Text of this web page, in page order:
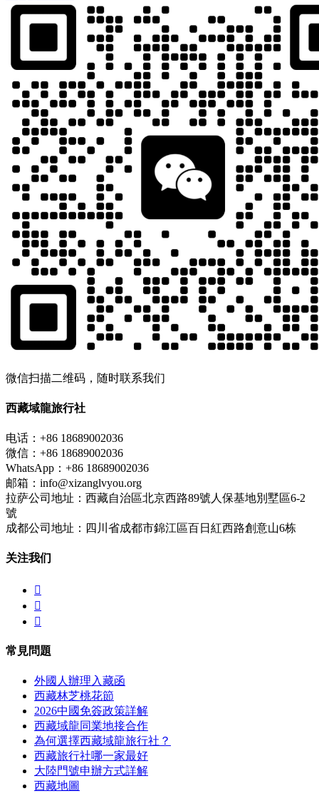
微信扫描二维码，随时联系我们
西藏域龍旅行社
电话：+86 18689002036
微信：+86 18689002036
WhatsApp：+86 18689002036
邮箱：info@xizanglvyou.org
拉萨公司地址：西藏自治區北京西路89號人保基地別墅區6-2
號
成都公司地址：四川省成都市錦江區百日紅西路創意山6栋
关注我们



常見問題
外國人辦理入藏函
西藏林芝桃花節
2026中國免簽政策詳解
西藏域龍同業地接合作
為何選擇西藏域龍旅行社？
西藏旅行社哪一家最好
大陸門號申辦方式詳解
西藏地圖